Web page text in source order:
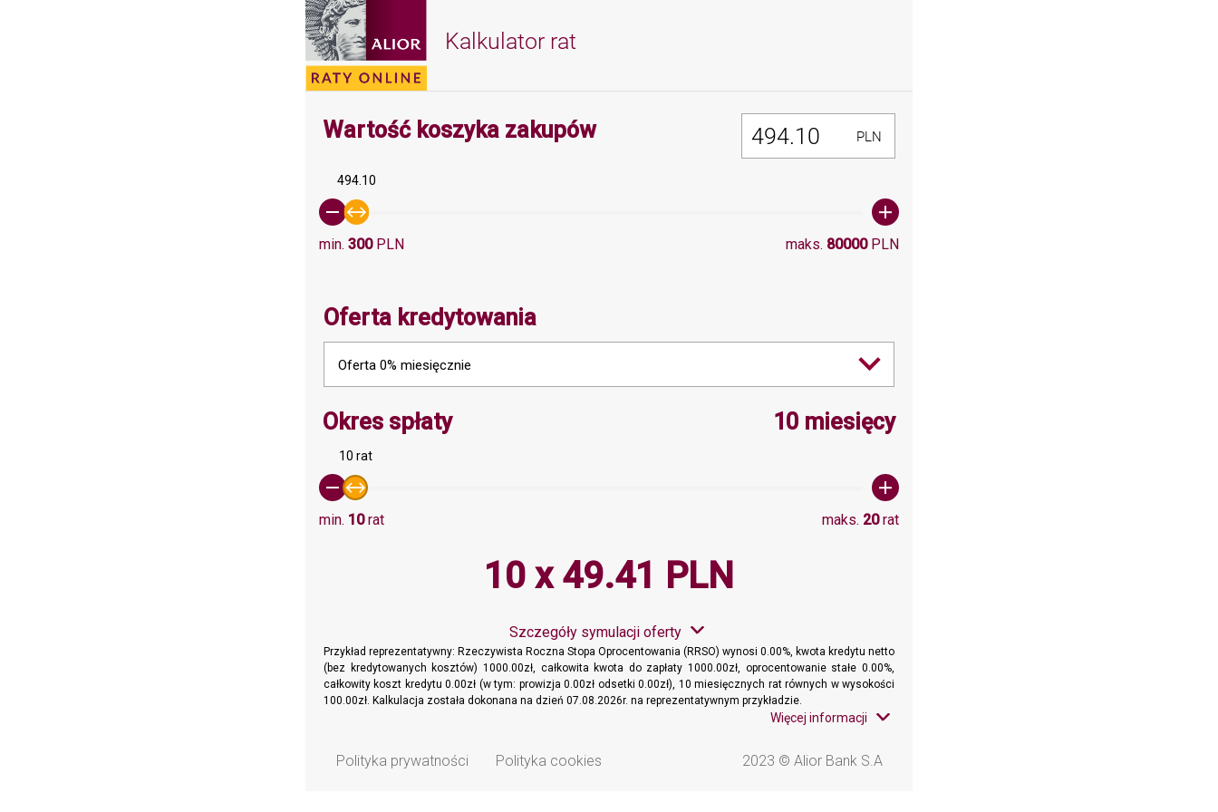
Kalkulator rat
Wartość koszyka zakupówMinimalna wartość 300, Maksymalna wartośc: 80000
PLN
494.10
min. 300PLN maks. 80000PLN
Oferta kredytowania
Oferta 0% miesięcznie
Okres spłatyMinimalna wartość 0, Maksymalna wartośc: 1
10 miesięcy
10 rat
min. 10rat maks. 20rat
10 x 49.41 PLN
Szczegóły symulacji oferty
Przykład reprezentatywny: Rzeczywista Roczna Stopa Oprocentowania (RRSO) wynosi 0.00%, kwota kredytu netto
(bez kredytowanych kosztów) 1000.00zł, całkowita kwota do zapłaty 1000.00zł, oprocentowanie stałe 0.00%,
całkowity koszt kredytu 0.00zł (w tym: prowizja 0.00zł odsetki 0.00zł), 10 miesięcznych rat równych w wysokości
100.00zł. Kalkulacja została dokonana na dzień 07.08.2026r. na reprezentatywnym przykładzie.
Więcej informacji
Polityka prywatności Polityka cookies 2023 © Alior Bank S.A